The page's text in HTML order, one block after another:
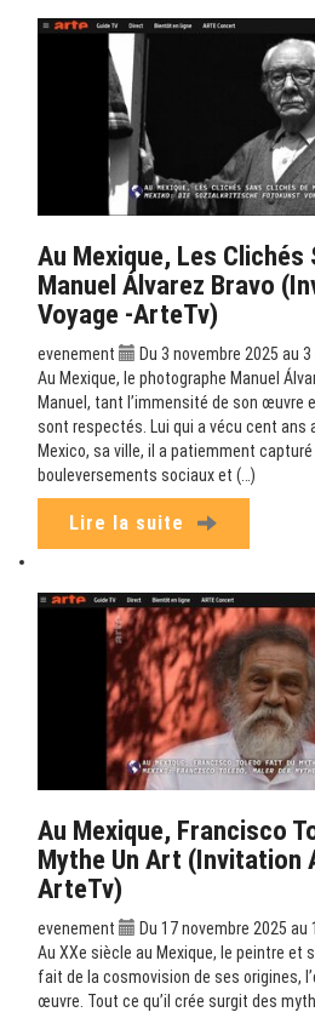
Au Mexique, Les Clichés
Manuel Álvarez Bravo
Voyage -ArteTv)
evenement
Du 3 novembre 2025 au
Au Mexique, le photographe Manuel
Manuel, tant l’immensité de son œuvre
sont respectés. Lui qui a vécu cent ans
Mexico, sa ville, il a patiemment
bouleversements sociaux et (…)
Lire la suite
Au Mexique, Francisco
Mythe Un Art (Invitation
ArteTv)
evenement
Du 17 novembre 2025
Au XXe siècle au Mexique, le peintre et
fait de la cosmovision de ses origines,
œuvre. Tout ce qu’il crée surgit des